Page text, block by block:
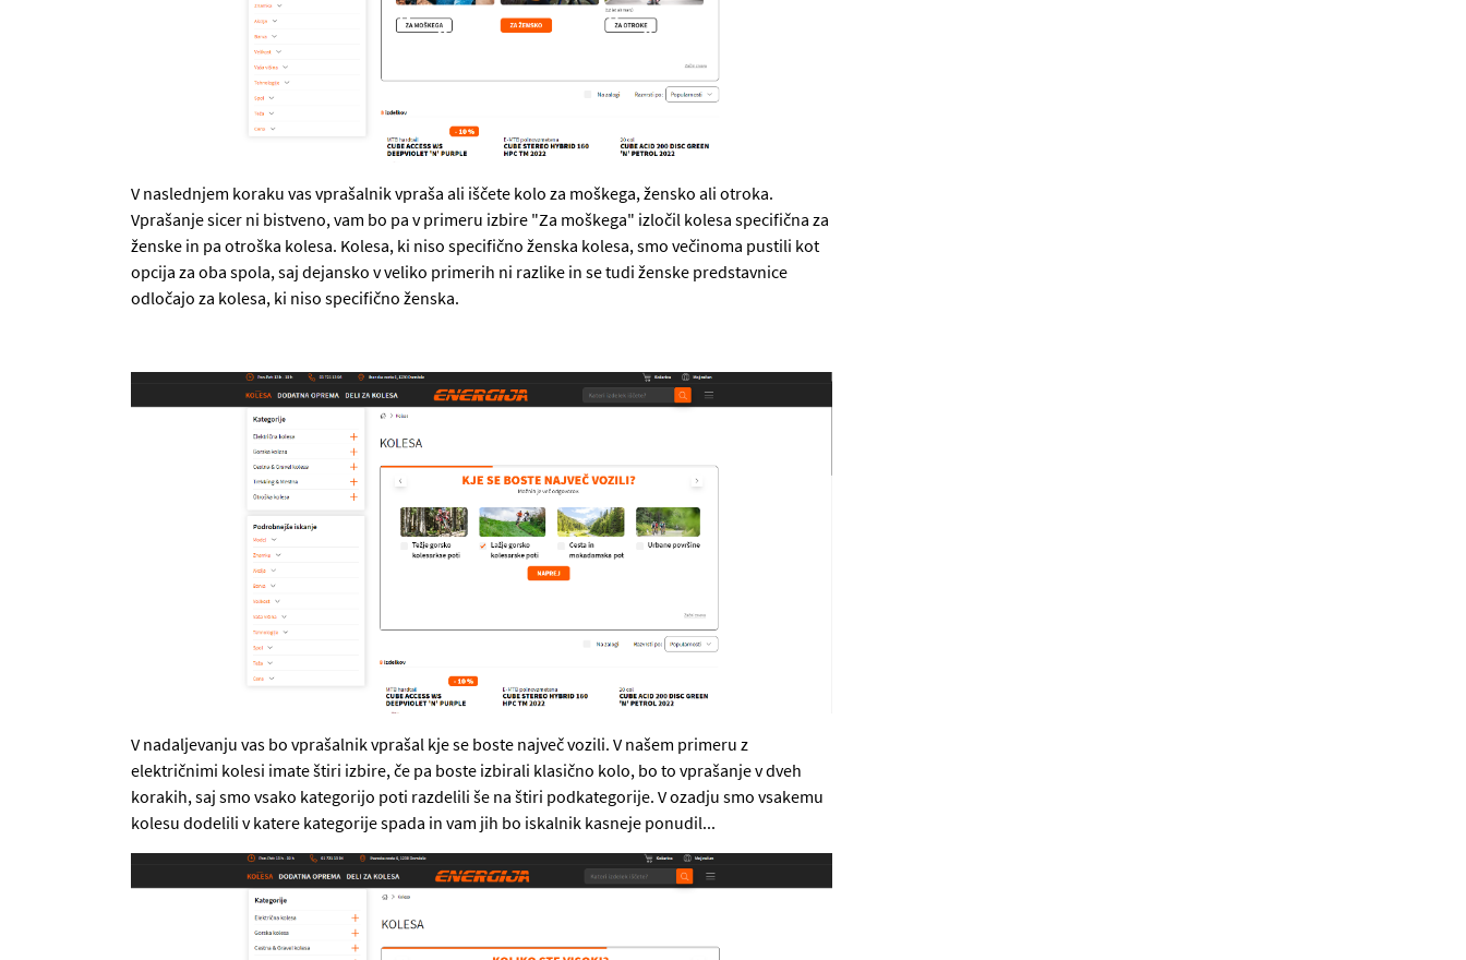
V naslednjem koraku vas vprašalnik vpraša ali iščete kolo za moškega, žensko ali otroka.
Vprašanje sicer ni bistveno, vam bo pa v primeru izbire "Za moškega" izločil kolesa specifična za
ženske in pa otroška kolesa. Kolesa, ki niso specifično ženska kolesa, smo večinoma pustili kot
opcija za oba spola, saj dejansko v veliko primerih ni razlike in se tudi ženske predstavnice
odločajo za kolesa, ki niso specifično ženska.
V nadaljevanju vas bo vprašalnik vprašal kje se boste največ vozili. V našem primeru z
električnimi kolesi imate štiri izbire, če pa boste izbirali klasično kolo, bo to vprašanje v dveh
korakih, saj smo vsako kategorijo poti razdelili še na štiri podkategorije. V ozadju smo vsakemu
kolesu dodelili v katere kategorije spada in vam jih bo iskalnik kasneje ponudil...